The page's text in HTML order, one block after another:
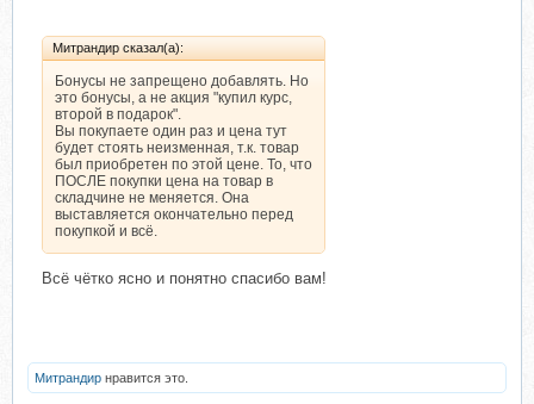
Митрандир сказал(а):
Бонусы не запрещено добавлять. Но
это бонусы, а не акция "купил курс,
второй в подарок".
Вы покупаете один раз и цена тут
будет стоять неизменная, т.к. товар
был приобретен по этой цене. То, что
ПОСЛЕ покупки цена на товар в
складчине не меняется. Она
выставляется окончательно перед
покупкой и всё.
Всё чётко ясно и понятно спасибо вам!
Митрандир нравится это.